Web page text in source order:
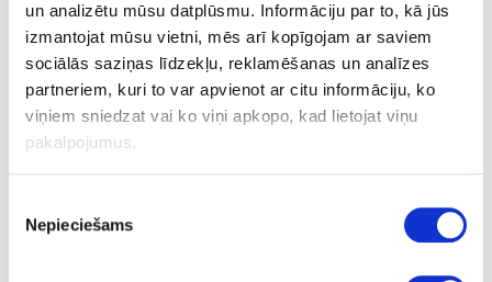
un analizētu mūsu datplūsmu. Informāciju par to, kā jūs
izmantojat mūsu vietni, mēs arī kopīgojam ar saviem
sociālās saziņas līdzekļu, reklamēšanas un analīzes
partneriem, kuri to var apvienot ar citu informāciju, ko
viņiem sniedzat vai ko viņi apkopo, kad lietojat viņu
pakalpojumus.
izvēle
Nepieciešams
ROCKO Tiles sienas paneļi
RAUVOLET NOBLE MATT
REHAU matētas akrila plātnes
REHAU Dizaina MDF plātnes